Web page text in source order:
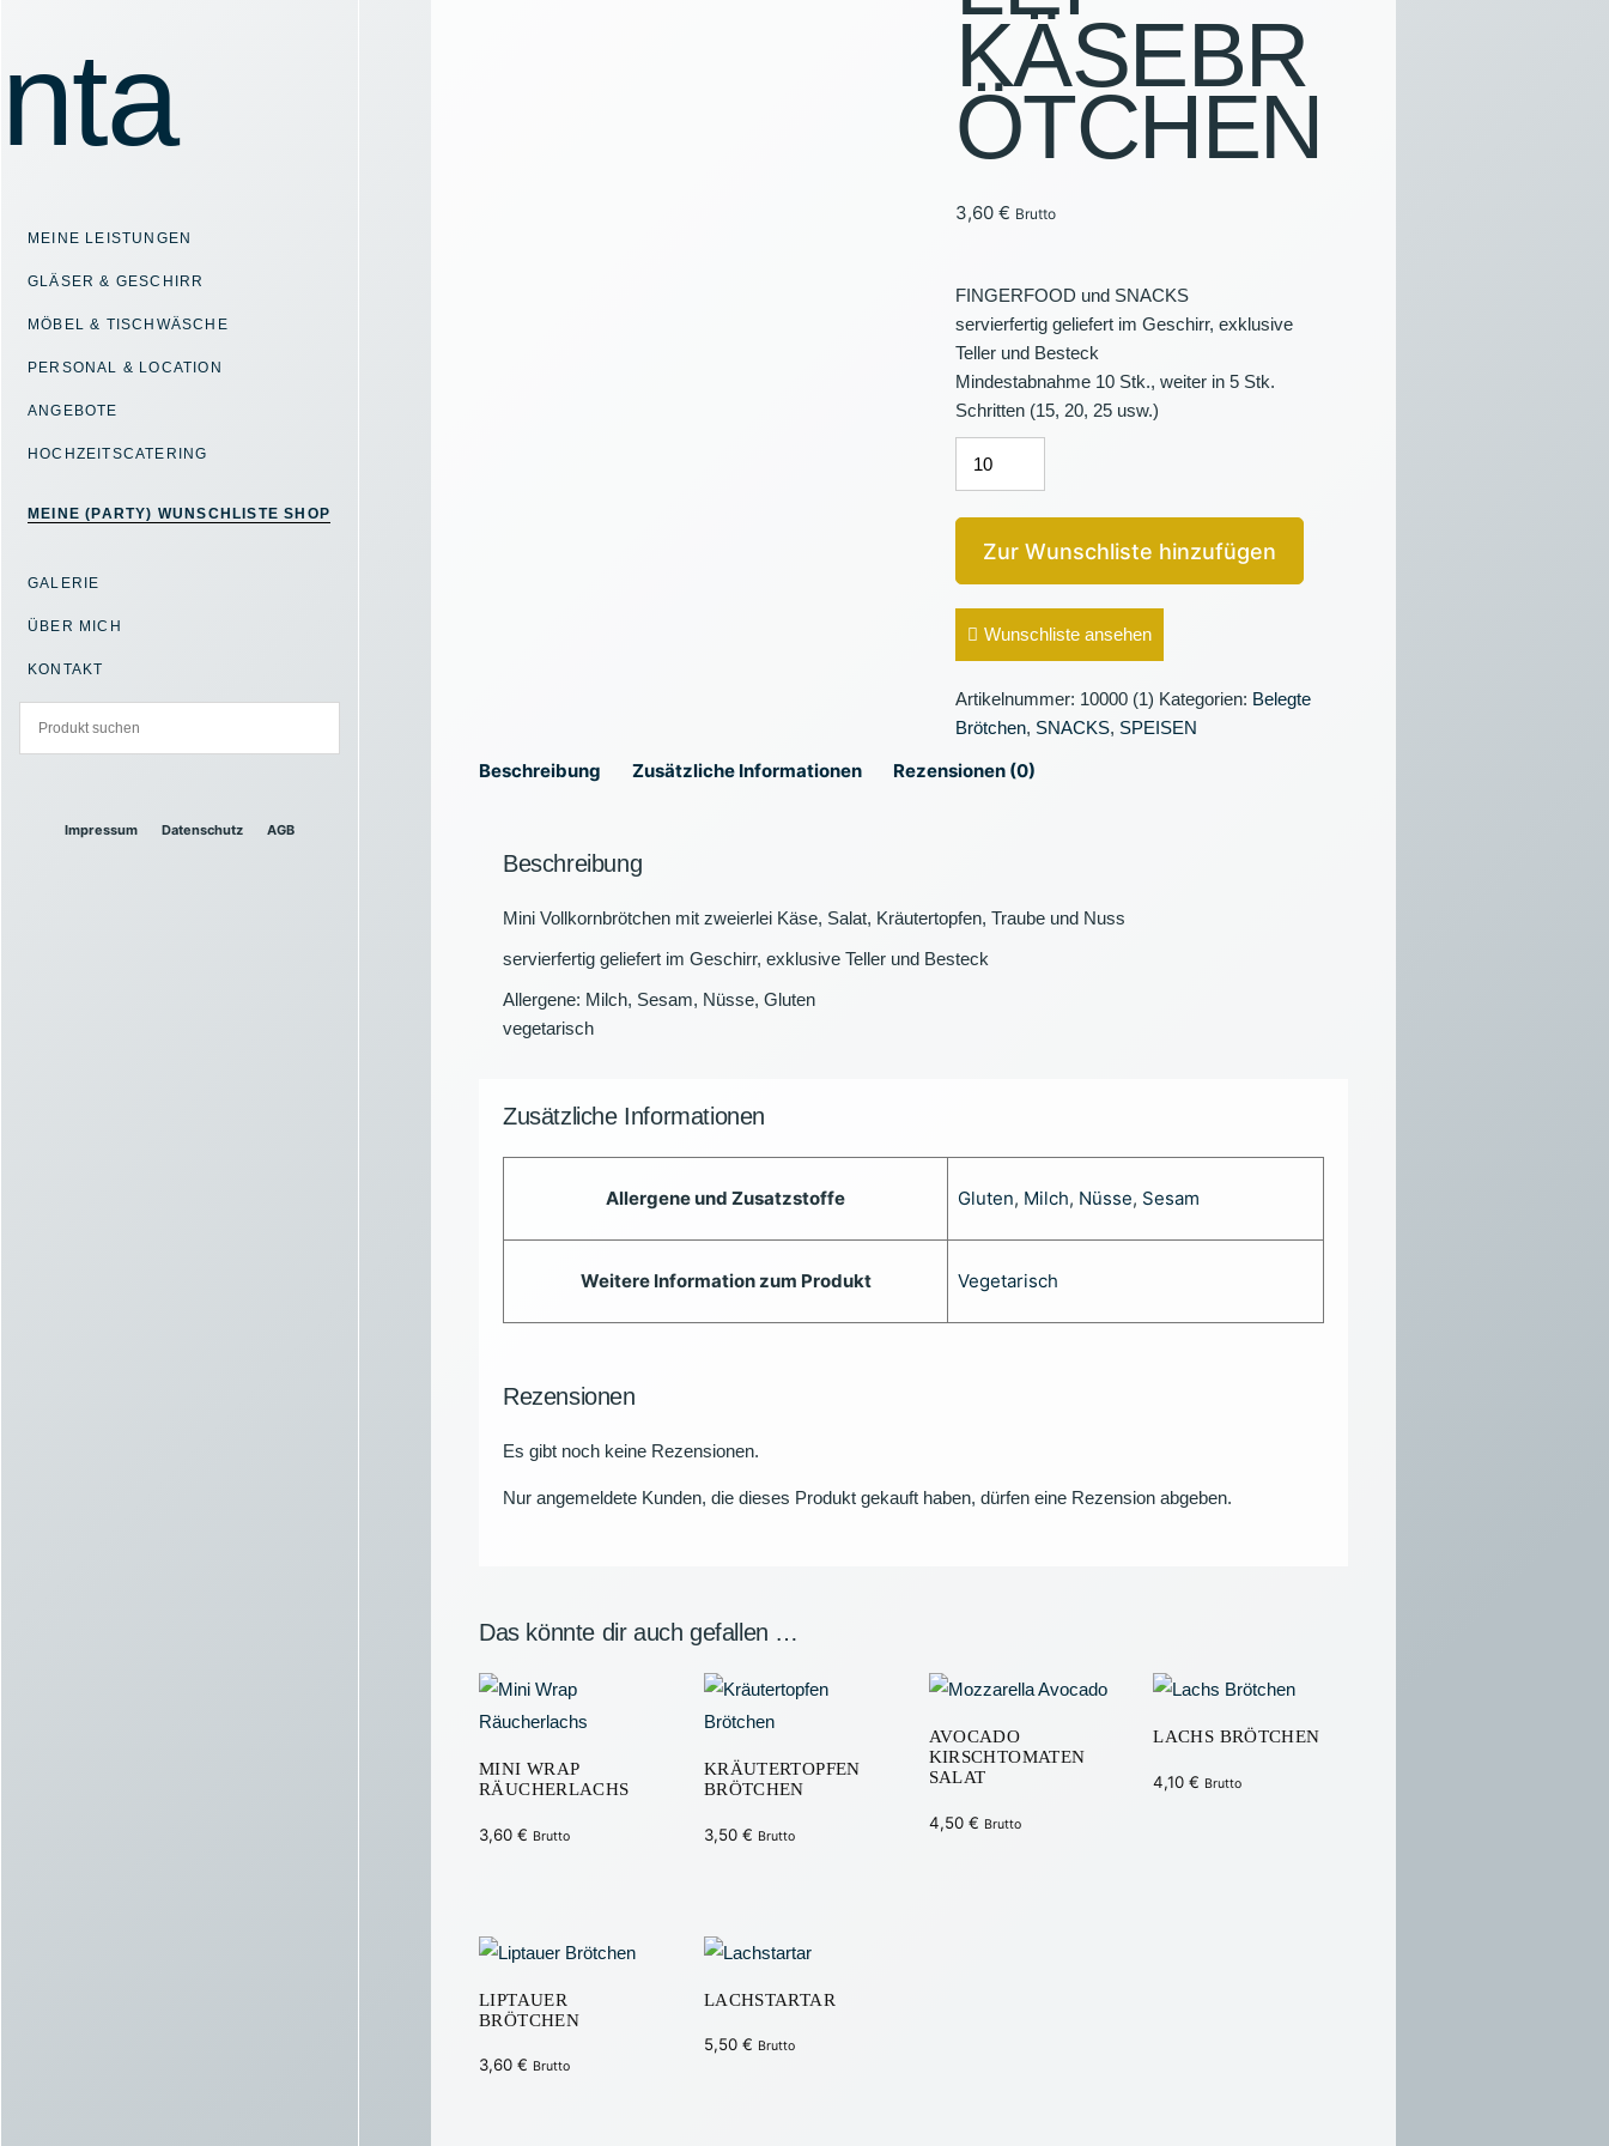
MEINE LEISTUNGEN
GLÄSER & GESCHIRR
MÖBEL & TISCHWÄSCHE
PERSONAL & LOCATION
ANGEBOTE
HOCHZEITSCATERING
MEINE (PARTY) WUNSCHLISTE SHOP
GALERIE
ÜBER MICH
KONTAKT
Impressum Datenschutz AGB
PAVILLONS
BELEUCHTUNG &
VERANSTALTUNGSTECHNIK
KÄSEBR
ÖTCHEN
3,60 € Brutto
FINGERFOOD und SNACKS
servierfertig geliefert im Geschirr, exklusive
Teller und Besteck
Mindestabnahme 10 Stk., weiter in 5 Stk.
Schritten (15, 20, 25 usw.)
Zur Wunschliste hinzufügen
Wunschliste ansehen
Artikelnummer: 10000 (1) Kategorien: Belegte
Brötchen, SNACKS, SPEISEN
Beschreibung Zusätzliche Informationen Rezensionen (0)
Beschreibung
Mini Vollkornbrötchen mit zweierlei Käse, Salat, Kräutertopfen, Traube und Nuss
servierfertig geliefert im Geschirr, exklusive Teller und Besteck
Allergene: Milch, Sesam, Nüsse, Gluten
vegetarisch
Zusätzliche Informationen
Allergene und Zusatzstoffe Gluten, Milch, Nüsse, Sesam
Weitere Information zum Produkt Vegetarisch
Rezensionen
Es gibt noch keine Rezensionen.
Nur angemeldete Kunden, die dieses Produkt gekauft haben, dürfen eine Rezension abgeben.
Das könnte dir auch gefallen …
MINI WRAP
RÄUCHERLACHS
3,60 € Brutto
KRÄUTERTOPFEN
BRÖTCHEN
3,50 € Brutto
AVOCADO
KIRSCHTOMATEN
SALAT
4,50 € Brutto
LACHS BRÖTCHEN
4,10€ Brutto
LIPTAUER
BRÖTCHEN
3,60 € Brutto
LACHSTARTAR
5,50 € Brutto